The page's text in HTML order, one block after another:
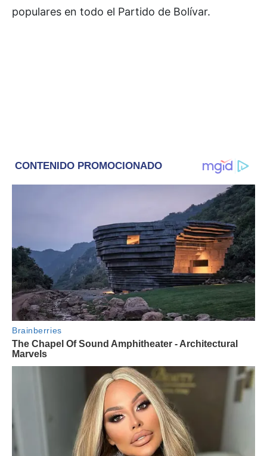
populares en todo el Partido de Bolívar.